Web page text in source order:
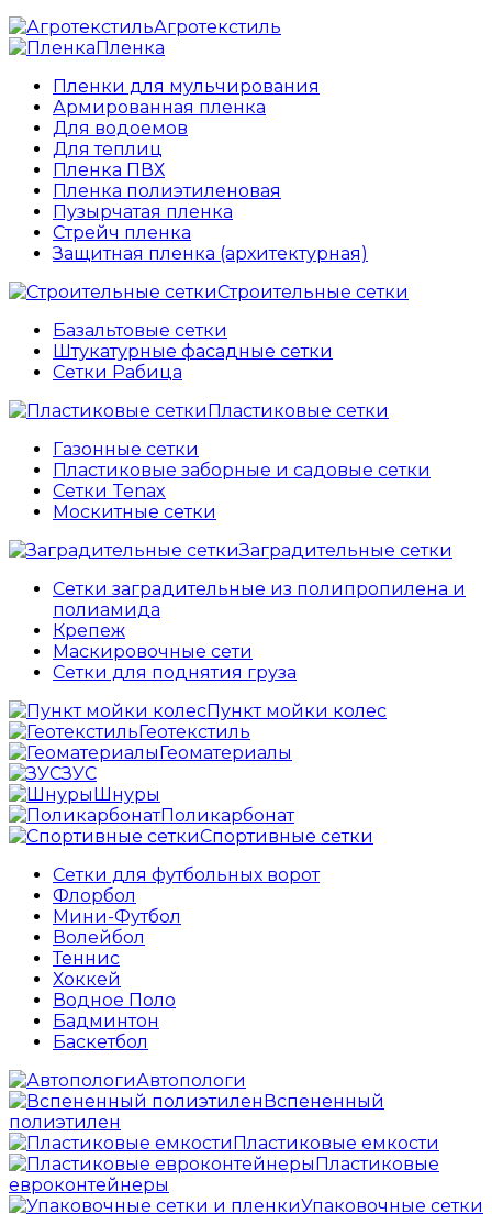
Агротекстиль
Пленка
Пленки для мульчирования
Армированная пленка
Для водоемов
Для теплиц
Пленка ПВХ
Пленка полиэтиленовая
Пузырчатая пленка
Cтрейч пленка
Защитная пленка (архитектурная)
Строительные сетки
Базальтовые сетки
Штукатурные фасадные сетки
Сетки Рабица
Пластиковые сетки
Газонные сетки
Пластиковые заборные и садовые сетки
Сетки Tenax
Москитные сетки
Заградительные сетки
Сетки заградительные из полипропилена и
полиамида
Крепеж
Маскировочные сети
Сетки для поднятия груза
Пункт мойки колес
Геотекстиль
Геоматериалы
ЗУС
Шнуры
Поликарбонат
Спортивные сетки
Сетки для футбольных ворот
Флорбол
Мини-Футбол
Волейбол
Теннис
Хоккей
Водное Поло
Бадминтон
Баскетбол
Автопологи
Вспененный
полиэтилен
Пластиковые емкости
Пластиковые
евроконтейнеры
Упаковочные сетки